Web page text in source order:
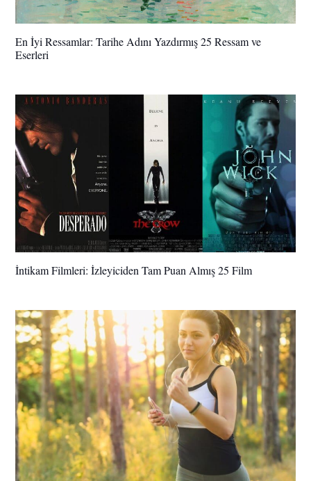
En İyi Ressamlar: Tarihe Adını Yazdırmış 25 Ressam ve
Eserleri
İntikam Filmleri: İzleyiciden Tam Puan Almış 25 Film